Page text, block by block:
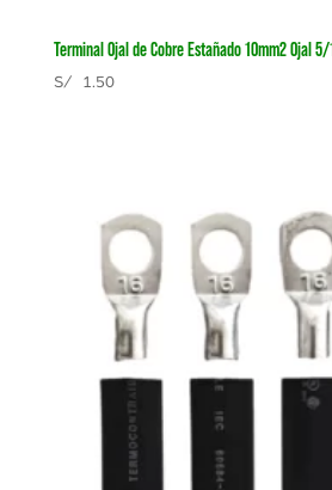
Terminal Ojal de Cobre Estañado 10mm2 Ojal
S/1.50